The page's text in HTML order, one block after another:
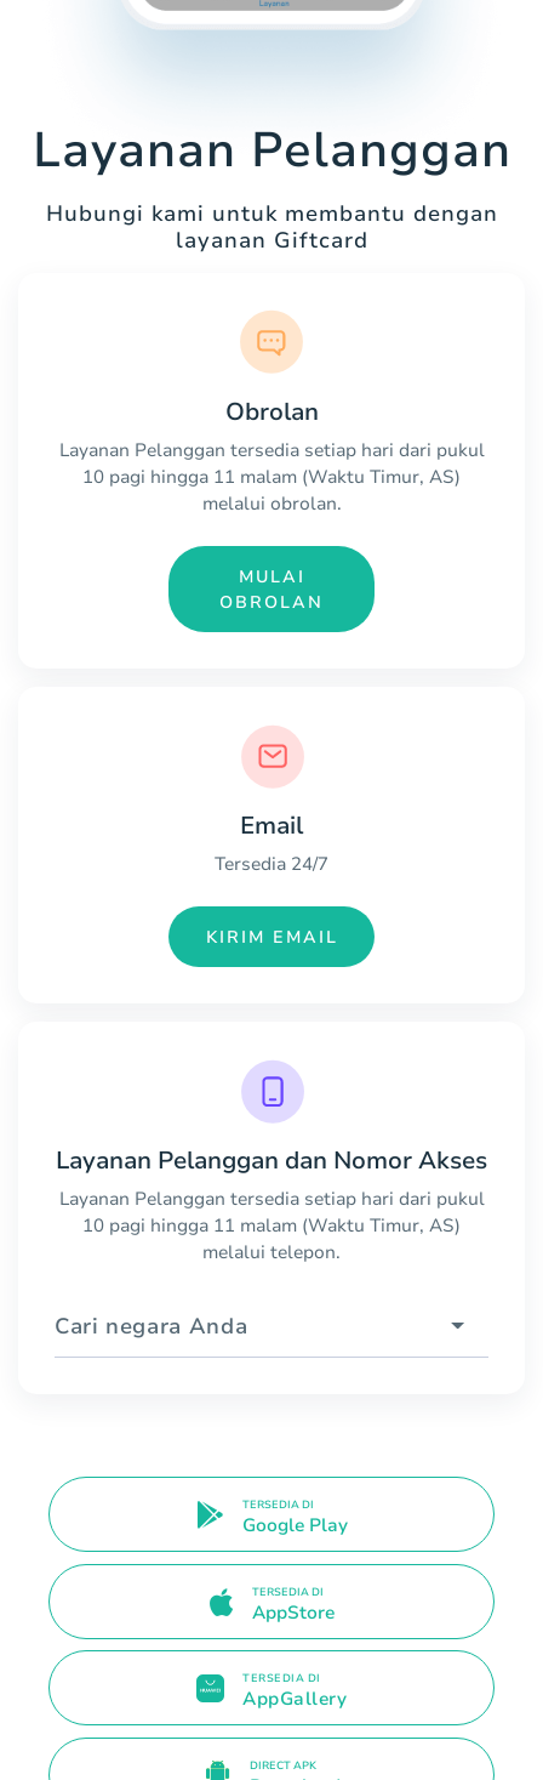
Layanan Pelanggan
Hubungi kami untuk membantu dengan
layanan Giftcard
Obrolan
Layanan Pelanggan tersedia setiap hari dari pukul
10 pagi hingga 11 malam (Waktu Timur, AS)
melalui obrolan.
MULAI
OBROLAN
Email
Tersedia 24/7
KIRIM EMAIL
Layanan Pelanggan dan Nomor Akses
Layanan Pelanggan tersedia setiap hari dari pukul
10 pagi hingga 11 malam (Waktu Timur, AS)
melalui telepon.
Cari negara Anda
TERSEDIA DI
Google Play
TERSEDIA DI
AppStore
TERSEDIA DI
AppGallery
DIRECT APK